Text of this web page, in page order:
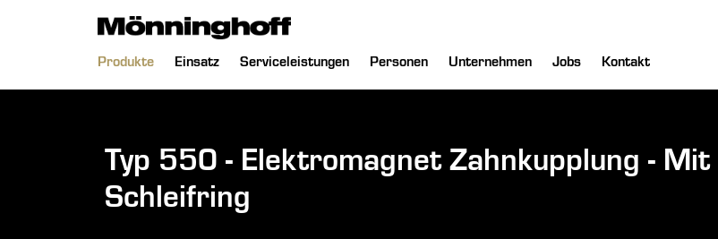
Navigation
Produkte Einsatz Serviceleistungen Personen Unternehmen Jobs Kontakt
Typ 550 - Elektromagnet Zahnkupplung - Mit
Schleifring